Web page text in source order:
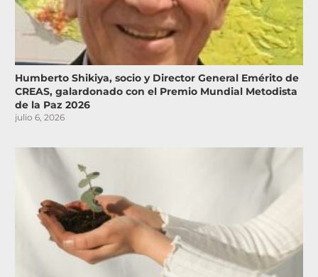
Humberto Shikiya, socio y Director General Emérito de
CREAS, galardonado con el Premio Mundial Metodista
de la Paz 2026
julio 6, 2026